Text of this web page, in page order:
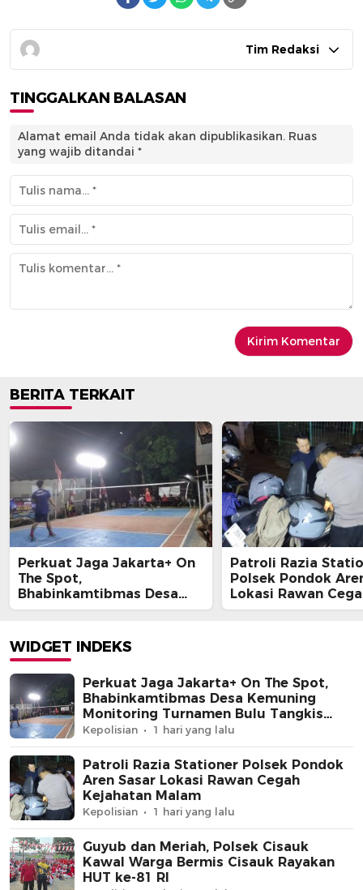
Tim Redaksi
TINGGALKAN BALASAN
Alamat email Anda tidak akan dipublikasikan. Ruas
yang wajib ditandai *
BERITA TERKAIT
Perkuat Jaga Jakarta+ On
The Spot,
Bhabinkamtibmas Desa
Kemuning Monitoring
Warga
Patroli Razia
Polsek Pondok
Lokasi Rawan
Kejahatan Malam
WIDGET INDEKS
Perkuat Jaga Jakarta+ On The Spot,
Bhabinkamtibmas Desa Kemuning
Monitoring Turnamen Bulu Tangkis
Warga
Kepolisian 1 hari yang lalu
Patroli Razia Stationer Polsek Pondok
Aren Sasar Lokasi Rawan Cegah
Kejahatan Malam
Kepolisian 1 hari yang lalu
Guyub dan Meriah, Polsek Cisauk
Kawal Warga Bermis Cisauk Rayakan
HUT ke-81 RI